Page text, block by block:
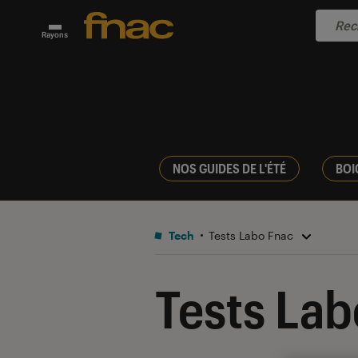
Rayons
NOS GUIDES DE L'ÉTÉ
Tech Tests Labo Fnac
Tests